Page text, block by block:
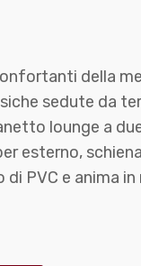
della
sedute da
lounge a
esterno,
PVC e anima